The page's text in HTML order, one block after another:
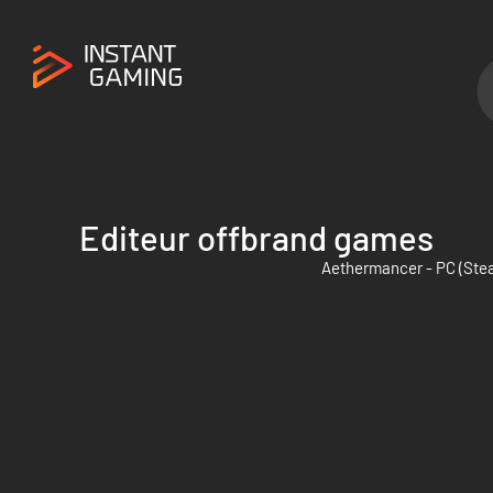
Editeur offbrand games
Aethermancer - PC